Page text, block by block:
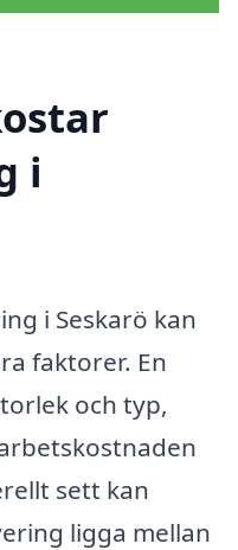
i
i Seskarö kan
faktorer. En
och typ,
sett kan
ligga mellan